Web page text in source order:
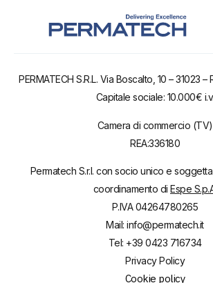
PERMATECH S.R.L. Via Boscalto, 10 – 31023
Capitale sociale: 10.000€ i.v.
Camera di commercio (TV)
REA:336180
Permatech S.r.l. con socio unico e
coordinamento di Espe
P.IVA 04264780265
Mail: info@permatech.it
Tel: +39 0423 716734
Privacy Policy
Cookie policy